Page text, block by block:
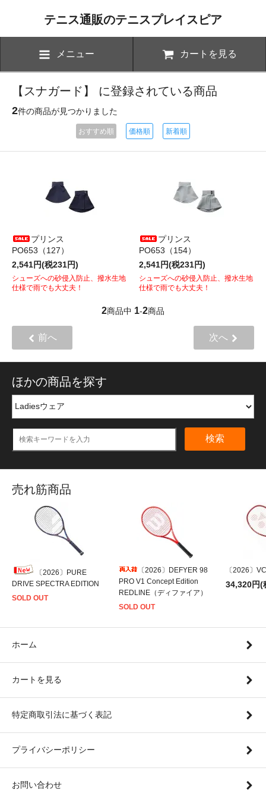
テニス通販のテニスプレイスピア
メニュー カートを見る
【スナガード】 に登録されている商品
2件の商品が見つかりました
おすすめ順 価格順 新着順
プリンス
PO653（127）
2,541円(税231円)
シューズへの砂侵入防止、撥水生地
仕様で雨でも大丈夫！
プリンス
PO653（154）
2,541円(税231円)
シューズへの砂侵入防止、撥水生地
仕様で雨でも大丈夫！
2商品中 1-2商品
前へ 次へ
ほかの商品を探す
検索
売れ筋商品
〔2026〕PURE
DRIVE SPECTRA EDITION
SOLD OUT
〔2026〕DEFYER 98
PRO V1 Concept Edition
REDLINE（ディファイア）
SOLD OUT
〔2026〕
34,320円(
ホーム
カートを見る
特定商取引法に基づく表記
プライバシーポリシー
お問い合わせ